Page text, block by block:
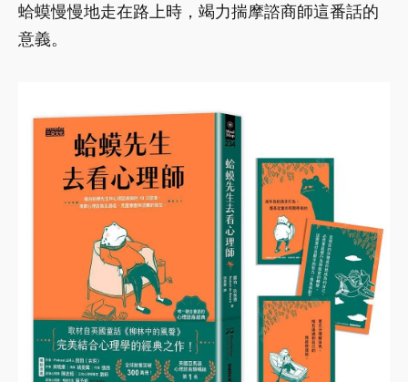
蛤蟆慢慢地走在路上時，竭力揣摩諮商師這番話的
意義。